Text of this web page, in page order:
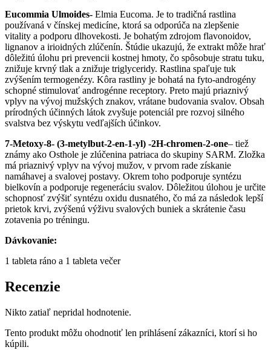
Eucommia Ulmoides- Elmia Eucoma. Je to tradičná rastlina
používaná v čínskej medicíne, ktorá sa odporúča na zlepšenie
vitality a podporu dlhovekosti. Je bohatým zdrojom flavonoidov,
lignanov a irioidných zlúčenín. Štúdie ukazujú, že extrakt môže hrať
dôležitú úlohu pri prevencii kostnej hmoty, čo spôsobuje stratu tuku,
znižuje krvný tlak a znižuje triglyceridy. Rastlina spaľuje tuk
zvýšením termogenézy. Kôra rastliny je bohatá na fyto-androgény
schopné stimulovať androgénne receptory. Preto majú priaznivý
vplyv na vývoj mužských znakov, vrátane budovania svalov. Obsah
prírodných účinných látok zvyšuje potenciál pre rozvoj silného
svalstva bez výskytu vedľajších účinkov.
7-Metoxy-8- (3-metylbut-2-en-1-yl) -2H-chromen-2-one– tiež
známy ako Osthole je zlúčenina patriaca do skupiny SARM. Zložka
má priaznivý vplyv na vývoj mužov, v prvom rade získanie
namáhavej a svalovej postavy. Okrem toho podporuje syntézu
bielkovín a podporuje regeneráciu svalov. Dôležitou úlohou je určite
schopnosť zvýšiť syntézu oxidu dusnatého, čo má za následok lepší
prietok krvi, zvýšenú výživu svalových buniek a skrátenie času
zotavenia po tréningu.
Dávkovanie:
1 tableta ráno a 1 tableta večer
Recenzie
Nikto zatiaľ nepridal hodnotenie.
Tento produkt môžu ohodnotiť len prihlásení zákazníci, ktorí si ho
kúpili.